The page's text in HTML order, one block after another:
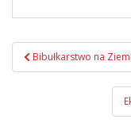
Zobacz
Bibułkarstwo na